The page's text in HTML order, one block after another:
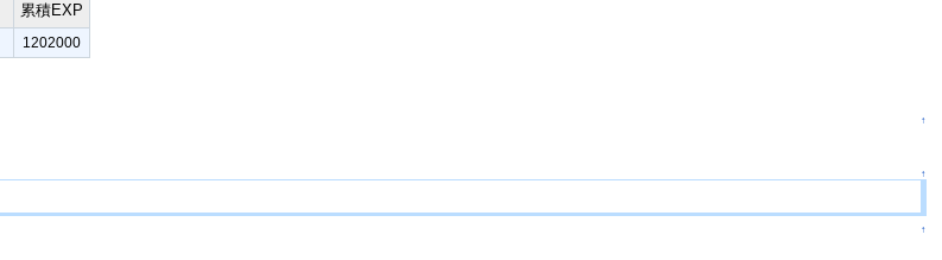
累積EXP
1202000
↑
↑
↑